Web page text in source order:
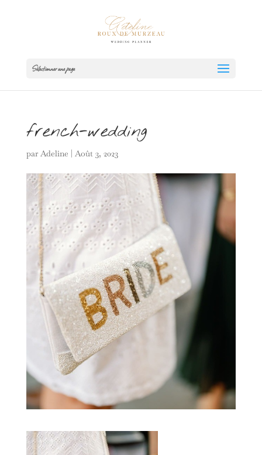
Sélectionner une page
french-wedding
par Adeline | Août 3, 2023